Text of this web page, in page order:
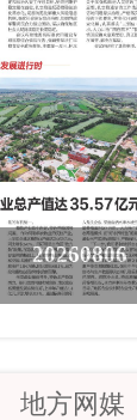
20260806
地方网媒